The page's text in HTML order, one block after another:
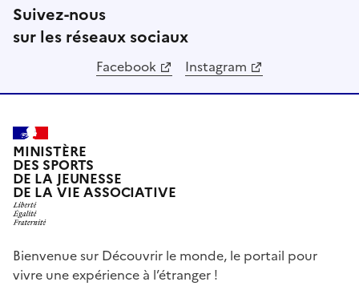
Suivez-nous
sur les réseaux sociaux
Facebook Instagram
MINISTÈRE
DES SPORTS
DE LA JEUNESSE
DE LA VIE ASSOCIATIVE
Bienvenue sur Découvrir le monde, le portail pour
vivre une expérience à l’étranger !